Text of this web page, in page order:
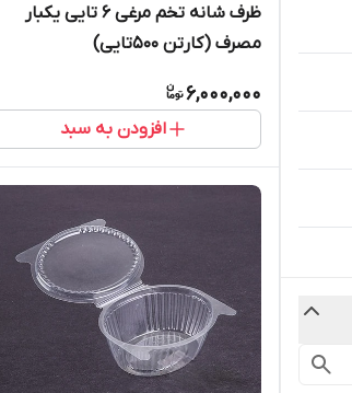
ظرف شانه تخم مرغی ۶ تایی یکبار
مصرف (کارتن ۵۰۰تایی)
6,000,000
افزودن به سبد